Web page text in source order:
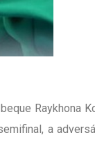
Raykhona
a